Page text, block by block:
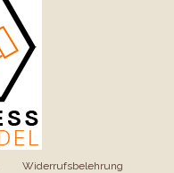
Widerrufsbelehrung